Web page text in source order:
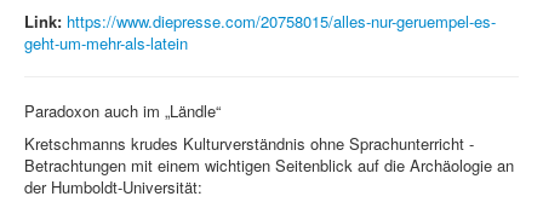
Link: https://www.diepresse.com/20758015/alles-nur-geruempel-es-
geht-um-mehr-als-latein
Paradoxon auch im „Ländle“
Kretschmanns krudes Kulturverständnis ohne Sprachunterricht -
Betrachtungen mit einem wichtigen Seitenblick auf die Archäologie an
der Humboldt-Universität: